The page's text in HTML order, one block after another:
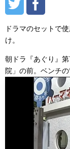
ドラマのセットで
け。
朝ドラ『あぐり』
院」の前。ベンチ